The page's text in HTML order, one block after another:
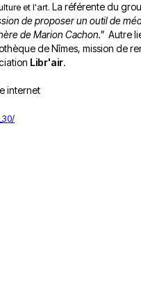
et l'art. La référente du
de proposer un outil de
de Marion Cachon." Autre
de Nîmes, mission de
Libr'air.
internet